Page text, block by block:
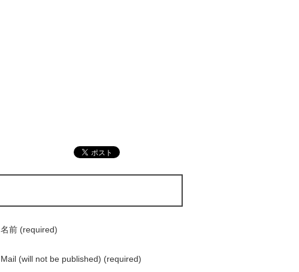
名前 (required)
Mail (will not be published) (required)